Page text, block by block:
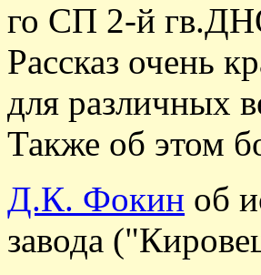
го СП 2-й
Рассказ очень
для различных
Также об этом
Д.К. Фокин об
завода